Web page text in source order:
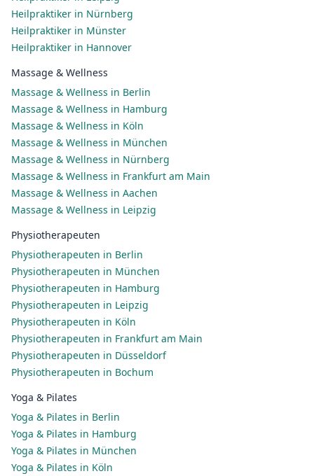
Heilpraktiker in Nürnberg
Heilpraktiker in Münster
Heilpraktiker in Hannover
Massage & Wellness
Massage & Wellness in Berlin
Massage & Wellness in Hamburg
Massage & Wellness in Köln
Massage & Wellness in München
Massage & Wellness in Nürnberg
Massage & Wellness in Frankfurt am Main
Massage & Wellness in Aachen
Massage & Wellness in Leipzig
Physiotherapeuten
Physiotherapeuten in Berlin
Physiotherapeuten in München
Physiotherapeuten in Hamburg
Physiotherapeuten in Leipzig
Physiotherapeuten in Köln
Physiotherapeuten in Frankfurt am Main
Physiotherapeuten in Düsseldorf
Physiotherapeuten in Bochum
Yoga & Pilates
Yoga & Pilates in Berlin
Yoga & Pilates in Hamburg
Yoga & Pilates in München
Yoga & Pilates in Köln